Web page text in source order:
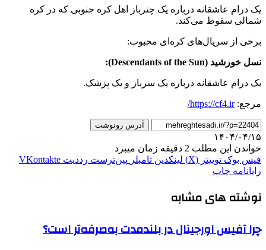
یک درام عاشقانه درباره یک چترباز اهل کره جنوبی که در کره
شمالی سقوط می‌کند.
برخی از سریال‌های کره‌ای محبوب:
نسل خورشید (Descendants of the Sun):
یک درام عاشقانه درباره یک سرباز و یک پزشک.
مرجع:https://cf4.ir/
آدرس رونوشت
۱۴۰۴/۰۴/۱۵
خواندن این مطلب 2 دقیقه زمان میبرد
فیس بوک توییتر (X) لینکدین ‫تامبلر ‫پین‌ترست ‫رددیت ‫VKontakte
رایانامه چاپ
نوشته های مشابه
چرا آفیس اورجینال در بلندمدت به‌صرفه‌تر است؟